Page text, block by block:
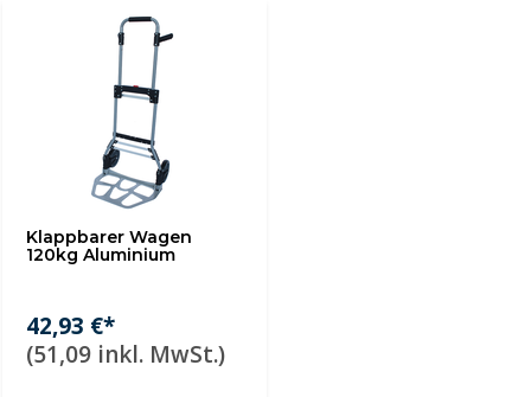
Klappbarer Wagen
120kg Aluminium
42,93 €*
(51,09 inkl. MwSt.)